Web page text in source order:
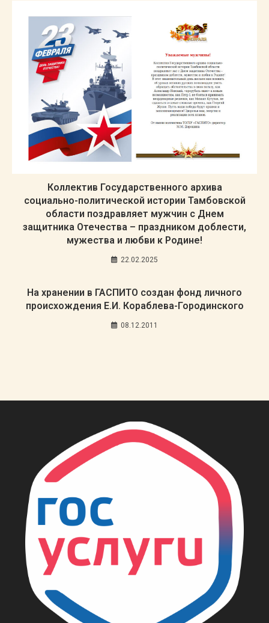
Коллектив Государственного архива
социально-политической истории Тамбовской
области поздравляет мужчин с Днем
защитника Отечества – праздником доблести,
мужества и любви к Родине!
22.02.2025
На хранении в ГАСПИТО создан фонд личного
происхождения Е.И. Кораблева-Городинского
08.12.2011